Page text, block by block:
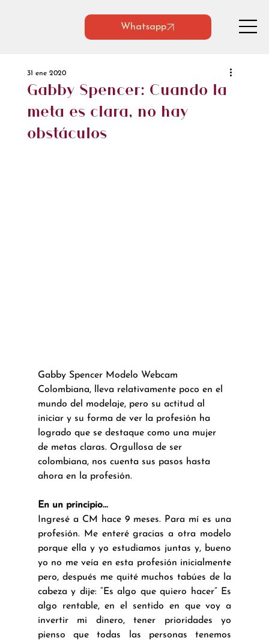
Whatsapp
Gabby Spencer: Cuando la
meta es clara, no hay
obstáculos
31 ene 2020
Gabby Spencer Modelo Webcam
Colombiana, lleva relativamente poco en el
mundo del modelaje, pero su actitud al
iniciar y su forma de ver la profesión ha
logrado que se destaque como una mujer
de metas claras. Orgullosa de ser
colombiana, nos cuenta sus pasos hasta
ahora en la profesión.
En un principio...
Ingresé a CM hace 9 meses. Para mí es una
profesión. Me enteré gracias a otra modelo
porque ella y yo estudiamos juntas y, bueno
yo no me veía en esta profesión inicialmente
pero, después me quité muchos tabúes de la
cabeza y dije: “Es algo que quiero hacer” Es
algo rentable, en el sentido en que voy a
invertir mi dinero, tener prioridades yo
pienso que todas las personas tenemos